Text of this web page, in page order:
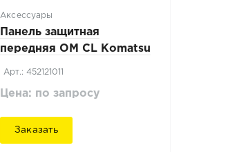
Аксессуары
Панель защитная
передняя OM CL Komatsu
Арт.: 452121011
Цена: по запросу
Заказать